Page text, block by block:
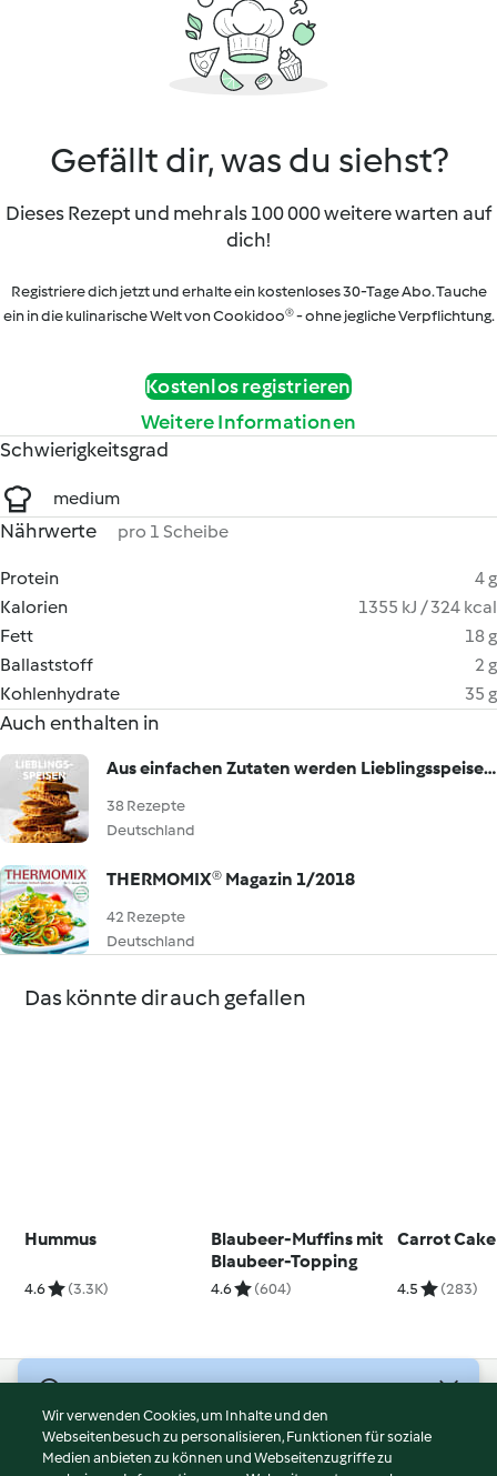
Gefällt dir, was du siehst?
Dieses Rezept und mehr als 100 000 weitere warten auf
dich!
Registriere dich jetzt und erhalte ein kostenloses 30-Tage Abo. Tauche
ein in die kulinarische Welt von Cookidoo® - ohne jegliche Verpflichtung.
Kostenlos registrieren
Weitere Informationen
Schwierigkeitsgrad
medium
Nährwerte pro 1 Scheibe
Protein
4 g
Kalorien
1355 kJ / 324 kcal
Fett
18 g
Ballaststoff
2 g
Kohlenhydrate
35 g
Auch enthalten in
Aus einfachen Zutaten werden Lieblingsspeisen!
38 Rezepte
Deutschland
THERMOMIX® Magazin 1/2018
42 Rezepte
Deutschland
Das könnte dir auch gefallen
Hummus
4.6 (3.3K)
Blaubeer-Muffins mit
Blaubeer-Topping
4.6 (604)
Carrot Cake
4.5 (283)
Nutzungsbedingungen
Datenschutzrichtlinien
Wir verwenden Cookies, um Inhalte und den
Webseitenbesuch zu personalisieren, Funktionen für soziale
Medien anbieten zu können und Webseitenzugriffe zu